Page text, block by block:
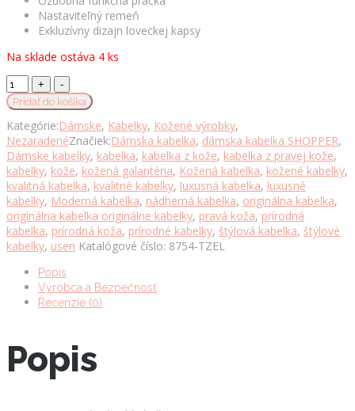
Nastaviteľný remeň
Exkluzívny dizajn loveckej kapsy
Na sklade ostáva 4 ks
MINI
kožená
kabelka
v
tmavo
zelenej
farbe
množstvo
Pridať do košíka
Kategórie:Dámske, Kabelky, Kožené výrobky,
NezaradenéZnačiek:Dámska kabelka, dámska kabelka SHOPPER,
Dámske kabelky, kabelka, kabelka z kože, kabelka z pravej kože,
kabelky, kože, kožená galantéria, Kožená kabelka, kožené kabelky,
kvalitná kabelka, kvalitné kabelky, luxusná kabelka, luxusné
kabelky, Moderná kabelka, nádherná kabelka, originálna kabelka,
originálna kabelka originálne kabelky, pravá koža, prírodná
kabelka, prírodná koža, prírodné kabelky, štýlová kabelka, štýlové
kabelky, usen Katalógové číslo: 8754-TZEL
Popis
Výrobca a Bezpečnosť
Recenzie (0)
Popis